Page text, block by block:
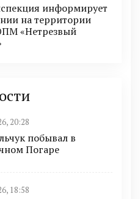
информирует
на территории
«Нетрезвый
20:28
побывал в
Погаре
18:58